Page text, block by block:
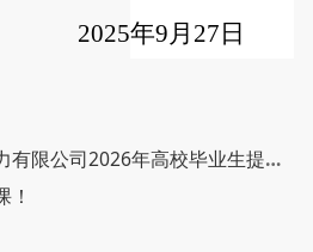
2025年9月27日
司2026年高校毕业生提前批招聘行程安排
！